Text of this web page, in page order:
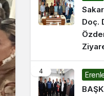
Doç.
4